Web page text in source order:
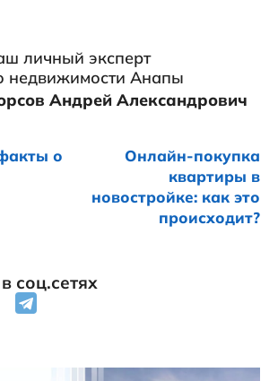
личный эксперт
недвижимости Анапы
Андрей Александрович
о
Онлайн-покупка
квартиры в
новостройке: как это
происходит?
соц.сетях